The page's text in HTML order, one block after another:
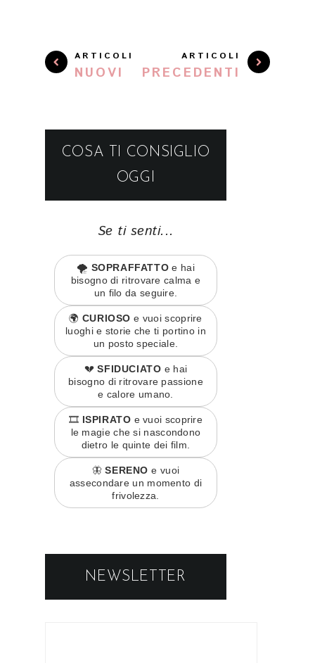
ARTICOLI
NUOVI
ARTICOLI
PRECEDENTI
COSA TI CONSIGLIO
OGGI
Se ti senti...
🌪️ SOPRAFFATTO e hai
bisogno di ritrovare calma e
un filo da seguire.
🌍 CURIOSO e vuoi scoprire
luoghi e storie che ti portino in
un posto speciale.
💔SFIDUCIATO e hai
bisogno di ritrovare passione
e calore umano.
🎞️ ISPIRATO e vuoi scoprire
le magie che si nascondono
dietro le quinte dei film.
🦋SERENO e vuoi
assecondare un momento di
frivolezza.
NEWSLETTER